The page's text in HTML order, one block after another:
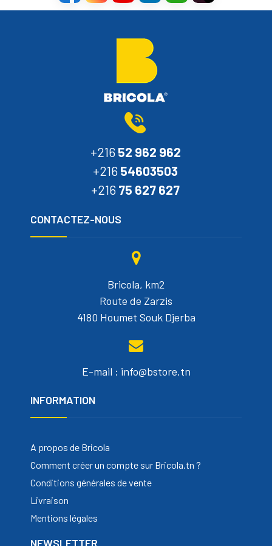
+216 52 962 962
+216 54603503
+216 75 627 627
CONTACTEZ-NOUS
Bricola, km2
Route de Zarzis
4180 Houmet Souk Djerba
E-mail : info@bstore.tn
INFORMATION
A propos de Bricola
Comment créer un compte sur Bricola.tn ?
Conditions générales de vente
Livraison
Mentions légales
NEWSLETTER